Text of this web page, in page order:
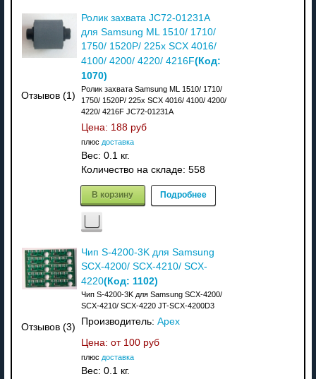
Отзывов (1)
Ролик захвата JC72-01231A
для Samsung ML 1510/ 1710/
1750/ 1520P/ 225x SCX 4016/
4100/ 4200/ 4220/ 4216F(Код:
1070)
Ролик захвата Samsung ML 1510/ 1710/
1750/ 1520P/ 225x SCX 4016/ 4100/ 4200/
4220/ 4216F JC72-01231A
Цена: 188 руб
плюс доставка
Вес: 0.1 кг.
Количество на складе: 558
В корзину Подробнее
Отзывов (3)
Чип S-4200-3K для Samsung
SCX-4200/ SCX-4210/ SCX-
4220(Код: 1102)
Чип S-4200-3K для Samsung SCX-4200/
SCX-4210/ SCX-4220 JT-SCX-4200D3
Производитель: Apex
Цена: от 100 руб
плюс доставка
Вес: 0.1 кг.